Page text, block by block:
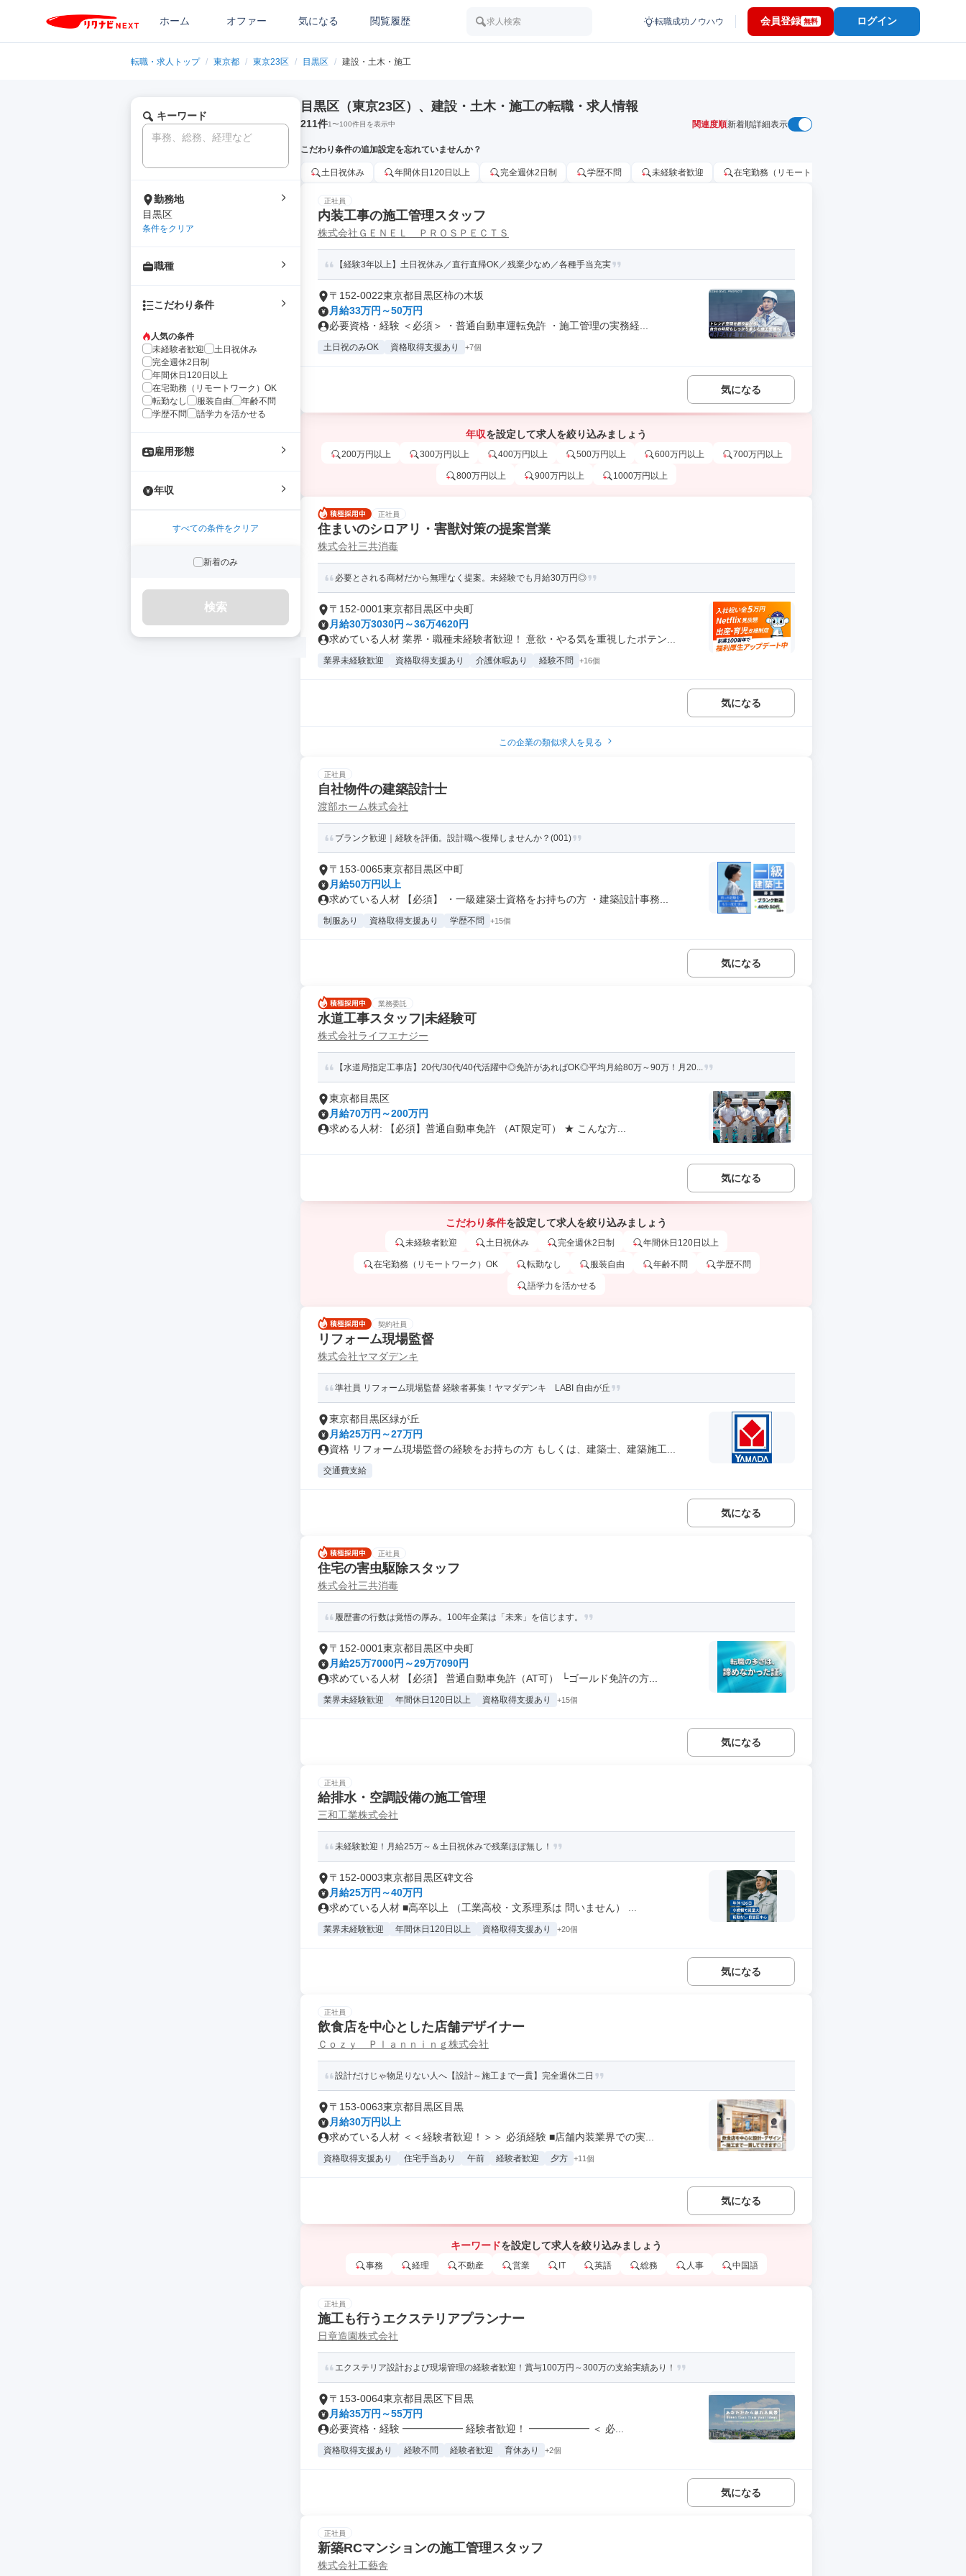
ホーム オファー 気になる 閲覧履歴 求人検索 転職成功ノウハウ 会員登録 無料 ログイン
転職・求人トップ / 東京都 / 東京23区 / 目黒区 / 建設・土木・施工
キーワード
勤務地
目黒区
条件をクリア
職種
こだわり条件
人気の条件
未経験者歓迎
土日祝休み
完全週休2日制
年間休日120日以上
在宅勤務（リモートワーク）OK
転勤なし
服装自由
年齢不問
学歴不問
語学力を活かせる
雇用形態
年収
すべての条件をクリア
新着のみ
検索
目黒区（東京23区）、建設・土木・施工の転職・求人情報
211件1〜100件目を表示中 関連度順新着順詳細表示
こだわり条件の追加設定を忘れていませんか？
土日祝休み 年間休日120日以上 完全週休2日制 学歴不問 未経験者歓迎 在宅勤務（リモートワーク）OK
正社員
内装工事の施工管理スタッフ
株式会社ＧＥＮＥＬ ＰＲＯＳＰＥＣＴＳ
【経験3年以上】土日祝休み／直行直帰OK／残業少なめ／各種手当充実
〒152-0022東京都目黒区柿の木坂
月給33万円～50万円
必要資格・経験 ＜必須＞ ・普通自動車運転免許 ・施工管理の実務経...
土日祝のみOK 資格取得支援あり +7個
気になる
年収を設定して求人を絞り込みましょう
200万円以上 300万円以上 400万円以上 500万円以上 600万円以上 700万円以上
800万円以上 900万円以上 1000万円以上
正社員
住まいのシロアリ・害獣対策の提案営業
株式会社三共消毒
必要とされる商材だから無理なく提案。未経験でも月給30万円◎
〒152-0001東京都目黒区中央町
月給30万3030円～36万4620円
求めている人材 業界・職種未経験者歓迎！ 意欲・やる気を重視したポテン...
業界未経験歓迎 資格取得支援あり 介護休暇あり 経験不問 +16個
気になる
この企業の類似求人を見る
正社員
自社物件の建築設計士
渡部ホーム株式会社
ブランク歓迎｜経験を評価。設計職へ復帰しませんか？(001)
〒153-0065東京都目黒区中町
月給50万円以上
求めている人材 【必須】 ・一級建築士資格をお持ちの方 ・建築設計事務...
制服あり 資格取得支援あり 学歴不問 +15個
気になる
業務委託
水道工事スタッフ|未経験可
株式会社ライフエナジー
【水道局指定工事店】20代/30代/40代活躍中◎免許があればOK◎平均月給80万～90万！月20...
東京都目黒区
月給70万円～200万円
求める人材: 【必須】普通自動車免許 （AT限定可） ★ こんな方...
気になる
こだわり条件を設定して求人を絞り込みましょう
未経験者歓迎 土日祝休み 完全週休2日制 年間休日120日以上
在宅勤務（リモートワーク）OK 転勤なし 服装自由 年齢不問 学歴不問
語学力を活かせる
契約社員
リフォーム現場監督
株式会社ヤマダデンキ
準社員 リフォーム現場監督 経験者募集！ヤマダデンキ LABI 自由が丘
東京都目黒区緑が丘
月給25万円～27万円
資格 リフォーム現場監督の経験をお持ちの方 もしくは、建築士、建築施工...
交通費支給
気になる
正社員
住宅の害虫駆除スタッフ
株式会社三共消毒
履歴書の行数は覚悟の厚み。100年企業は「未来」を信じます。
〒152-0001東京都目黒区中央町
月給25万7000円～29万7090円
求めている人材 【必須】 普通自動車免許（AT可） └ゴールド免許の方...
業界未経験歓迎 年間休日120日以上 資格取得支援あり +15個
気になる
正社員
給排水・空調設備の施工管理
三和工業株式会社
未経験歓迎！月給25万～＆土日祝休みで残業ほぼ無し！
〒152-0003東京都目黒区碑文谷
月給25万円～40万円
求めている人材 ■高卒以上 （工業高校・文系理系は 問いません） ...
業界未経験歓迎 年間休日120日以上 資格取得支援あり +20個
気になる
正社員
飲食店を中心とした店舗デザイナー
Ｃｏｚｙ Ｐｌａｎｎｉｎｇ株式会社
設計だけじゃ物足りない人へ【設計～施工まで一貫】完全週休二日
〒153-0063東京都目黒区目黒
月給30万円以上
求めている人材 ＜＜経験者歓迎！＞＞ 必須経験 ■店舗内装業界での実...
資格取得支援あり 住宅手当あり 午前 経験者歓迎 夕方 +11個
気になる
キーワードを設定して求人を絞り込みましょう
事務 経理 不動産 営業 IT 英語 総務 人事 中国語
正社員
施工も行うエクステリアプランナー
日章造園株式会社
エクステリア設計および現場管理の経験者歓迎！賞与100万円～300万の支給実績あり！
〒153-0064東京都目黒区下目黒
月給35万円～55万円
必要資格・経験 ━━━━━━ 経験者歓迎！ ━━━━━━ ＜ 必...
資格取得支援あり 経験不問 経験者歓迎 育休あり +2個
気になる
正社員
新築RCマンションの施工管理スタッフ
株式会社工藝舎